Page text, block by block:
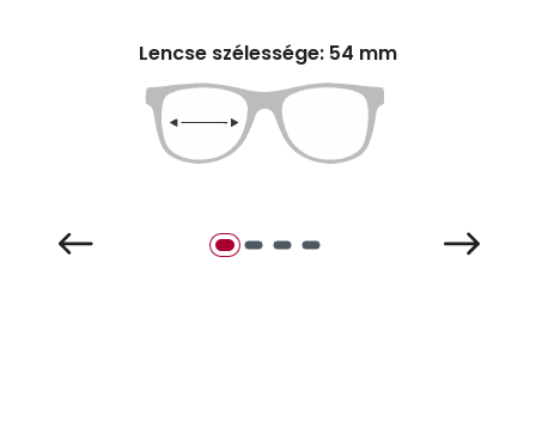
Lencse szélessége: 54 mm